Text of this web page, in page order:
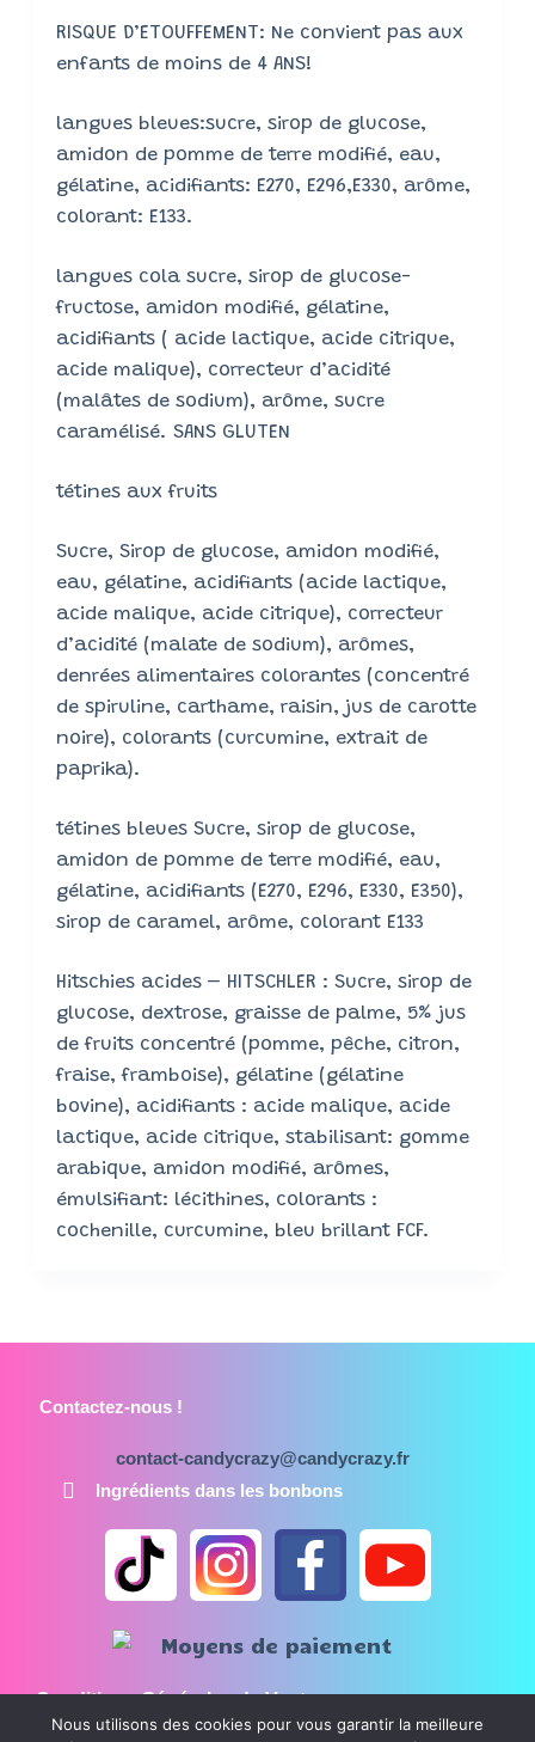
RISQUE D’ETOUFFEMENT: Ne convient pas aux
enfants de moins de 4 ANS!
langues bleues:sucre, sirop de glucose,
amidon de pomme de terre modifié, eau,
gélatine, acidifiants: E270, E296,E330, arôme,
colorant: E133.
langues cola sucre, sirop de glucose-
fructose, amidon modifié, gélatine,
acidifiants ( acide lactique, acide citrique,
acide malique), correcteur d’acidité
(malâtes de sodium), arôme, sucre
caramélisé. SANS GLUTEN
tétines aux fruits
Sucre, Sirop de glucose, amidon modifié,
eau, gélatine, acidifiants (acide lactique,
acide malique, acide citrique), correcteur
d’acidité (malate de sodium), arômes,
denrées alimentaires colorantes (concentré
de spiruline, carthame, raisin, jus de carotte
noire), colorants (curcumine, extrait de
paprika).
tétines bleues Sucre, sirop de glucose,
amidon de pomme de terre modifié, eau,
gélatine, acidifiants (E270, E296, E330, E350),
sirop de caramel, arôme, colorant E133
Hitschies acides – HITSCHLER : Sucre, sirop de
glucose, dextrose, graisse de palme, 5% jus
de fruits concentré (pomme, pêche, citron,
fraise, framboise), gélatine (gélatine
bovine), acidifiants : acide malique, acide
lactique, acide citrique, stabilisant: gomme
arabique, amidon modifié, arômes,
émulsifiant: lécithines, colorants :
cochenille, curcumine, bleu brillant FCF.
Contactez-nous !
contact-candycrazy@candycrazy.fr
Ingrédients dans les bonbons
Conditions Générales de Vente
Mentions légales
Nous utilisons des cookies pour vous garantir la meilleure